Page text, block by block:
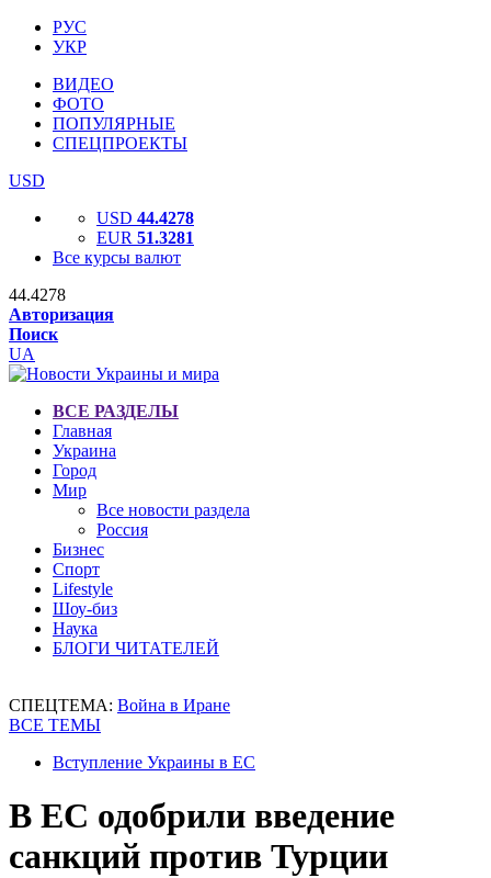
РУС
УКР
ВИДЕО
ФОТО
ПОПУЛЯРНЫЕ
СПЕЦПРОЕКТЫ
USD
USD 44.4278
EUR 51.3281
Все курсы валют
44.4278
Авторизация
Поиск
UA
ВСЕ РАЗДЕЛЫ
Главная
Украина
Город
Мир
Все новости раздела
Россия
Бизнес
Спорт
Lifestyle
Шоу-биз
Наука
БЛОГИ ЧИТАТЕЛЕЙ
СПЕЦТЕМА: Война в Иране
ВСЕ ТЕМЫ
Вступление Украины в ЕС
В ЕС одобрили введение
санкций против Турции